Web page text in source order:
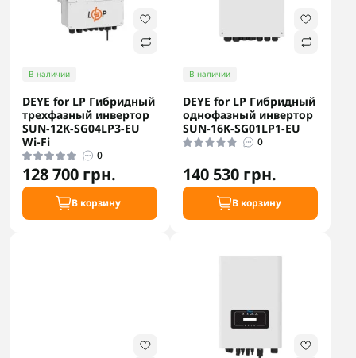
В наличии
DEYE for LP Гибридный
трехфазный инвертор
SUN-12K-SG04LP3-EU
Wi-Fi
0
128 700 грн.
В корзину
В наличии
DEYE for LP Гибридный
однофазный инвертор
SUN-16K-SG01LP1-EU
0
140 530 грн.
В корзину